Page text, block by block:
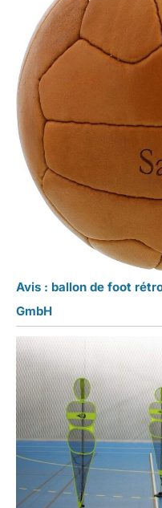
Avis : ballon de foot
GmbH